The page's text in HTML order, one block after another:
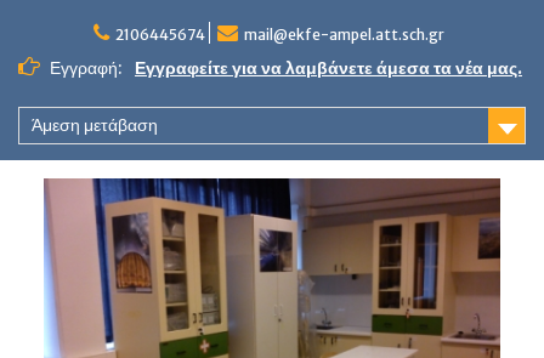
content
2106445674 mail@ekfe-ampel.att.sch.gr
Εγγραφή: Εγγραφείτε για να λαμβάνετε άμεσα τα νέα μας.
Άμεση μετάβαση